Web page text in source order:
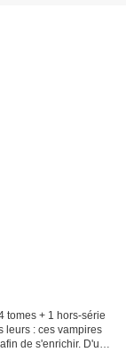
tomes + 1 hors-série
leurs : ces vampires
de s'enrichir. D'un